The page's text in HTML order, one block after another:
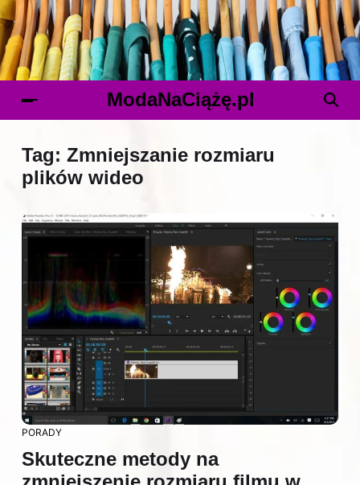
ModaNaCiążę.pl
Tag: Zmniejszanie rozmiaru
plików wideo
PORADY
Skuteczne metody na